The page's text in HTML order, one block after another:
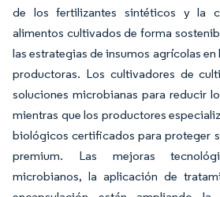
de los fertilizantes sintéticos y la
alimentos cultivados de forma
las estrategias de insumos agrícolas
productoras. Los cultivadores de
soluciones microbianas para reducir
mientras que los productores
biológicos certificados para proteger
premium. Las mejoras
microbianos, la aplicación de